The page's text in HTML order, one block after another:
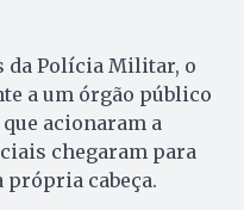
da Polícia Militar, o
a um órgão público
acionaram a
chegaram para
própria cabeça.